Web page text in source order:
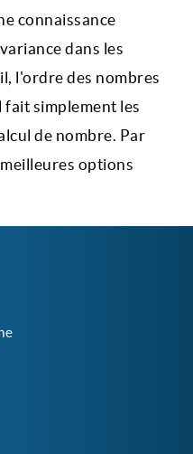
connaissance
dans les
l'ordre des nombres
fait simplement les
de nombre. Par
options